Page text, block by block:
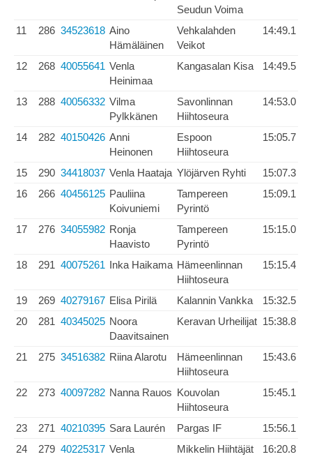
Seudun Voima
11 286 34523618 Aino
Hämäläinen
Vehkalahden
Veikot
14:49.1
12 268 40055641 Venla
Heinimaa
Kangasalan Kisa 14:49.5
13 288 40056332 Vilma
Pylkkänen
Savonlinnan
Hiihtoseura
14:53.0
14 282 40150426 Anni
Heinonen
Espoon
Hiihtoseura
15:05.7
15 290 34418037 Venla Haataja Ylöjärven Ryhti
15:07.3
16
266 40456125 Pauliina
Koivuniemi
Tampereen
Pyrintö
15:09.1
17 276 34055982 Ronja
Haavisto
Tampereen
Pyrintö
15:15.0
18 291 40075261 Inka Haikama Hämeenlinnan
Hiihtoseura
15:15.4
19 269 40279167 Elisa Pirilä Kalannin Vankka
15:32.5
20
281 40345025 Noora
Daavitsainen
Keravan Urheilijat 15:38.8
21 275 34516382 Riina Alarotu
Hämeenlinnan
Hiihtoseura
15:43.6
22 273 40097282 Nanna Rauos Kouvolan
Hiihtoseura
15:45.1
23 271 40210395 Sara Laurén Pargas IF
15:56.1
24
279 40225317 Venla
Mikkelin Hiihtäjät 16:20.8